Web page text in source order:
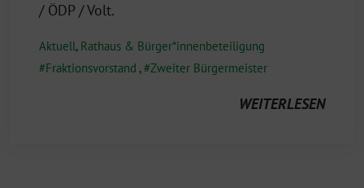
/ ÖDP / Volt.
Aktuell, Rathaus & Bürger*innenbeteiligung
Fraktionsvorstand , Zweiter Bürgermeister
WEITERLESEN